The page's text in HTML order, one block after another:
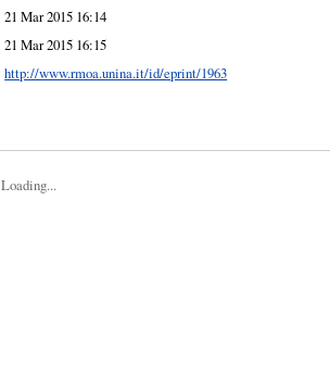
21 Mar 2015 16:14
21 Mar 2015 16:15
http://www.rmoa.unina.it/id/eprint/1963
Loading...